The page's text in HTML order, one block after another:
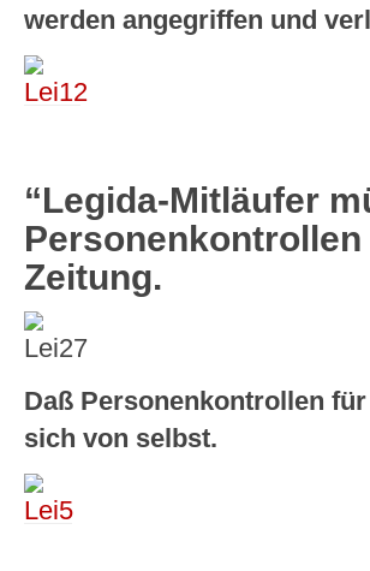
werden angegriffen und
“Legida-Mitläufer
Zeitung.
Daß Personenkontrollen
sich von selbst.